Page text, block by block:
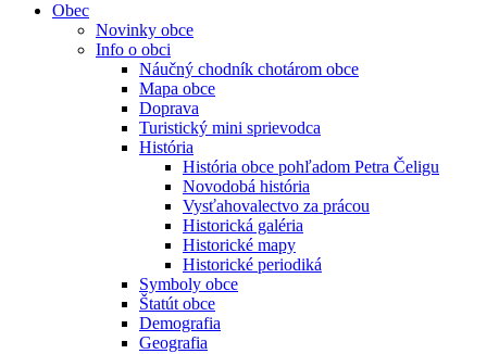
Obec
Novinky obce
Info o obci
Náučný chodník chotárom obce
Mapa obce
Doprava
Turistický mini sprievodca
História
História obce pohľadom Petra Čeligu
Novodobá história
Vysťahovalectvo za prácou
Historická galéria
Historické mapy
Historické periodiká
Symboly obce
Štatút obce
Demografia
Geografia